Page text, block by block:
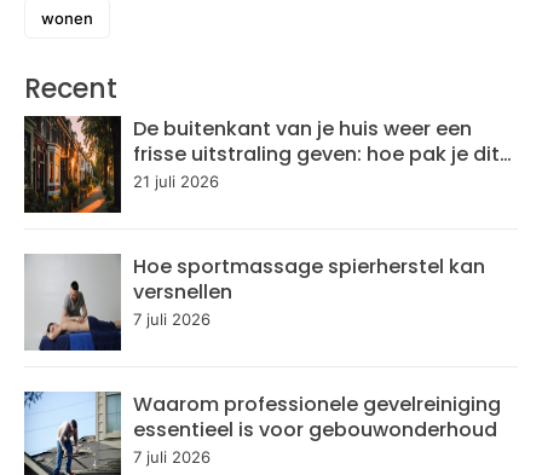
wonen
Recent
De buitenkant van je huis weer een
frisse uitstraling geven: hoe pak je dit
aan?
21 juli 2026
Hoe sportmassage spierherstel kan
versnellen
7 juli 2026
Waarom professionele gevelreiniging
essentieel is voor gebouwonderhoud
7 juli 2026